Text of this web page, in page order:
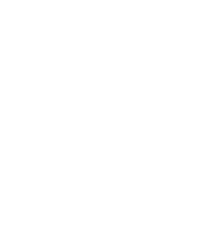
(éléments décoratifs, verre,
quartz, etc.) - Création
protectrice
transparente sur vos
La formule "ART-PRO
est spécialement conçue
revêtement dans le secteur
Compatible avec les
les pigments en poudre,
à base d'alcool et